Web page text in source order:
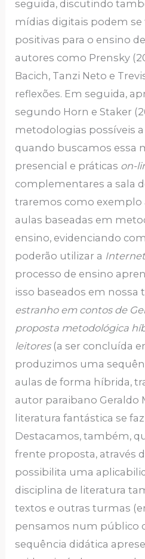
seguida, discutindo
mídias digitais podem se
positivas para o ensino
autores como Prensky
Bacich, Tanzi Neto e
reflexões. Em seguida,
segundo Horn e Staker
metodologias possíveis
quando buscamos essa
presencial e práticas on-
complementares a sala
traremos como exemplo
aulas baseadas em
ensino, evidenciando
poderão utilizar a
processo de ensino
isso baseados em nossa
estranho em contos de
proposta metodológica
leitores(a ser concluída
produzimos uma
aulas de forma híbrida,
autor paraibano Geraldo
literatura fantástica se
Destacamos, também,
frente proposta, através
possibilita uma
disciplina de literatura
textos e outras turmas
pensamos num público
sequência didática